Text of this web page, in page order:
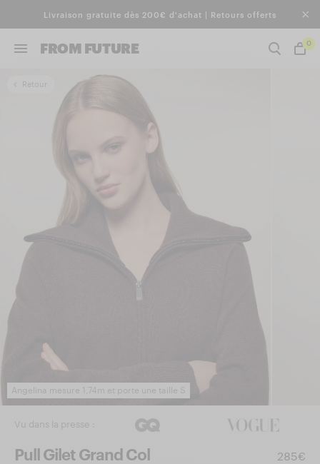
Livraison gratuite dès 200€ d'achat | Retours offerts
FROM FUTURE 0
Retour
Angelina mesure 1,74m et porte une taille S
Vu dans la presse :
Pull Gilet Grand Col 285€